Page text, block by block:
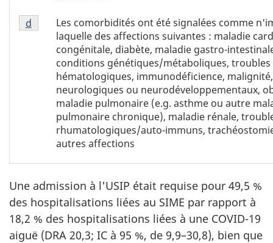
bas
de
Tableau
1
Les comorbidités ont été signalées comme
laquelle des affections suivantes : maladie
congénitale, diabète, maladie gastro-
conditions génétiques/métaboliques, troubles
hématologiques, immunodéficience,
neurologiques ou neurodéveloppementaux,
maladie pulmonaire (e.g. asthme ou autre
pulmonaire chronique), maladie rénale,
rhumatologiques/auto-immuns,
autres affections
Retour à la référence de la note de bas de page
d
Une admission à l'USIP était requise pour 49,5 %
des hospitalisations liées au SIME par rapport à
18,2 % des hospitalisations liées à une COVID-19
aiguë (DRA 20,3; IC à 95 %, de 9,9–30,8), bien que